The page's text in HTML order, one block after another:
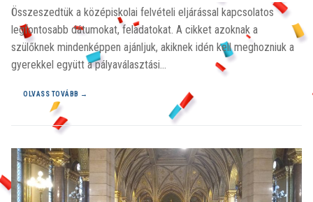
Összeszedtük a középiskolai felvételi eljárással kapcsolatos
legfontosabb dátumokat, feladatokat. A cikket azoknak a
szülőknek mindenképpen ajánljuk, akiknek idén kell meghozniuk a
gyerekkel együtt a pályaválasztási…
OLVASS TOVÁBB →